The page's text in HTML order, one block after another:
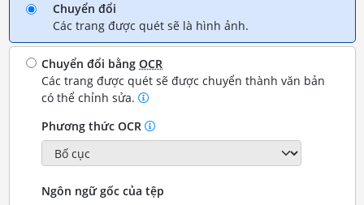
Chuyển đổi
Các trang được quét sẽ là hình ảnh.
Chuyển đổi bằngOCR
Các trang được quét sẽ được chuyển thành văn bản
có thể chỉnh sửa.
Phương thức OCR
Ngôn ngữ gốc của tệp